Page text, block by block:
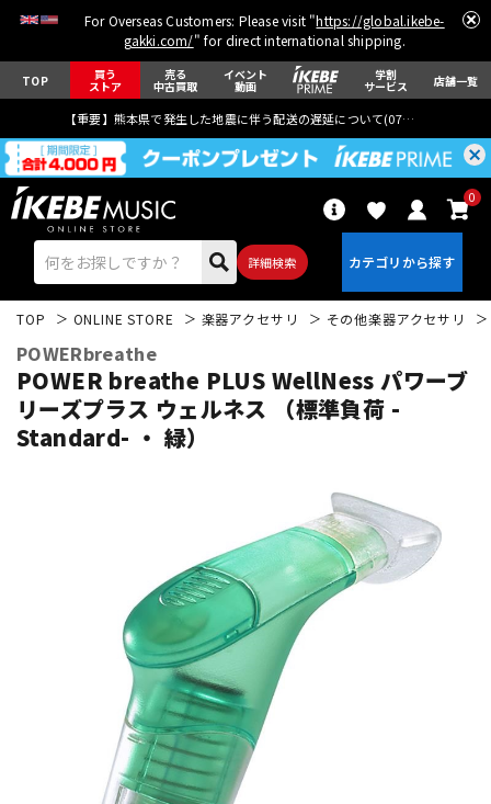
For Overseas Customers: Please visit "https://global.ikebe-
gakki.com/" for direct international shipping.
TOP 買う
ストア
売る
中古買取
イベント
動画
学割
サービス 店舗一覧
【重要】熊本県で発生した地震に伴う配送の遅延について(07月29日
詳細検索
0
エレキギター
ウクレレ
パーカッション
キーボード
管楽器
TOP ONLINE STORE 楽器アクセサリ その他楽器アクセサリ
POWERbreathe
POWER breathe PLUS WellNess パワーブ
リーズプラス ウェルネス （標準負荷 -
Standard- ・ 緑）